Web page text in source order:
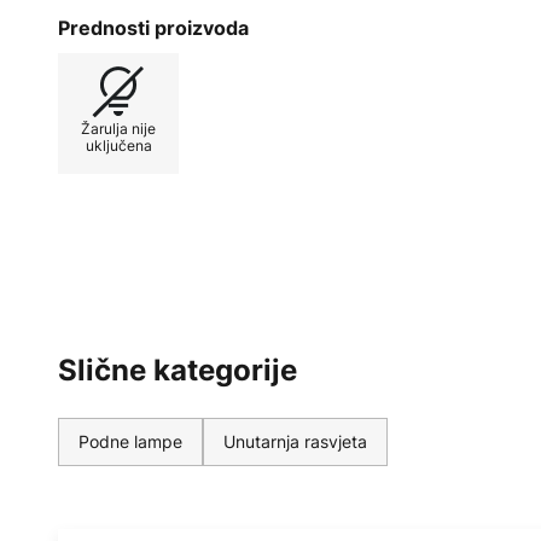
ekstrudirana. Osim toga,
"koekstruzije". Također se koristi
Prednosti proizvoda
Žarulja nije
uključena
Slične kategorije
Podne lampe Unutarnja rasvjeta